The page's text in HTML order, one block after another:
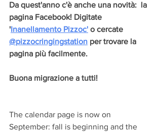
Da quest'anno c'è anche una novità:  la
pagina Facebook! Digitate
'Inanellamento Pizzoc' o cercate
@pizzocringingstation per trovare la
pagina più facilmente.
Buona migrazione a tutti!
The calendar page is now on
September: fall is beginning and the